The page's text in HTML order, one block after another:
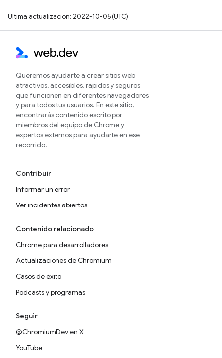
Última actualización: 2022-10-05 (UTC)
Queremos ayudarte a crear sitios web
atractivos, accesibles, rápidos y seguros
que funcionen en diferentes navegadores
y para todos tus usuarios. En este sitio,
encontrarás contenido escrito por
miembros del equipo de Chrome y
expertos externos para ayudarte en ese
recorrido.
Contribuir
Informar un error
Ver incidentes abiertos
Contenido relacionado
Chrome para desarrolladores
Actualizaciones de Chromium
Casos de éxito
Podcasts y programas
Seguir
@ChromiumDev en X
YouTube